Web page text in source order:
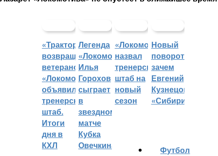
«Трактор»
возвращает
ветеранов,
«Локомотив»
объявил
тренерский
штаб.
Итоги
дня в
КХЛ
Легенда
«Локомотива»
Илья
Горохов
сыграет
в
звездном
матче
Кубка
Овечкина
«Локомотив»
назвал
тренерский
штаб на
новый
сезон
Новый
поворот:
зачем
Евгений
Кузнецов
«Сибири»?
Футбол